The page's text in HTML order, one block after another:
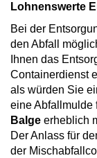
Lohnenswerte
Bei der
den Abfall
Ihnen das
Containerdienst
als würden Sie
eine Abfallmulde
Balge erheblich
Der Anlass für
der